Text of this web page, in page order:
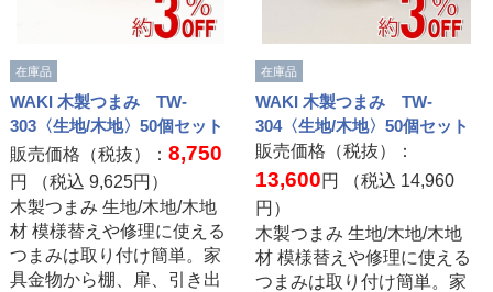
在庫品
WAKI 木製つまみ TW-
303〈生地/木地〉50個セット
販売価格（税抜）： 8,750
円 （税込 9,625円）
木製つまみ 生地/木地/木地
材 模様替えや修理に使える
つまみは取り付け簡単。家
具金物から棚、扉、引き出
在庫品
WAKI 木製つまみ TW-
304〈生地/木地〉50個セット
販売価格（税抜）：
13,600円 （税込 14,960
円）
木製つまみ 生地/木地/木地
材 模様替えや修理に使える
つまみは取り付け簡単。家